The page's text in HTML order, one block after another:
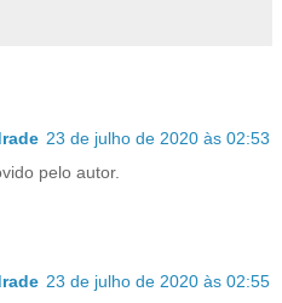
23 de julho de 2020 às 02:53
pelo autor.
23 de julho de 2020 às 02:55